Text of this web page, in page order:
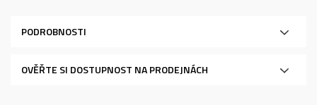
PODROBNOSTI
OVĚŘTE SI DOSTUPNOST NA PRODEJNÁCH